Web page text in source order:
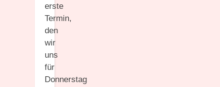
erste
Termin,
den
wir
uns
für
Donnerstag